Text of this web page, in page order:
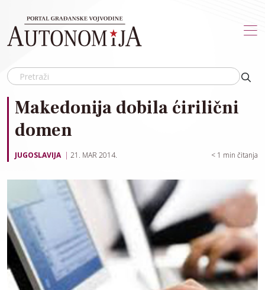
Makedonija dobila ćirilični
domen
JUGOSLAVIJA 21. MAR 2014. < 1 min čitanja